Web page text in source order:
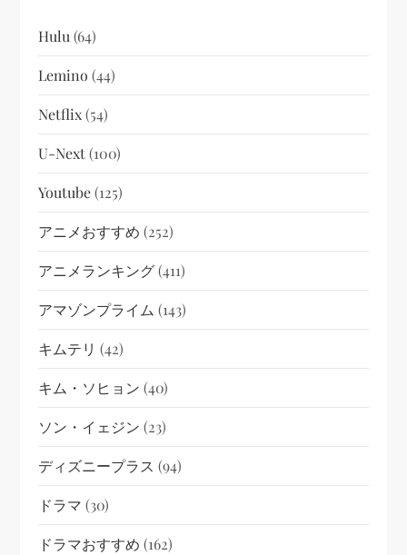
Hulu (64)
Lemino (44)
Netflix(54)
U-Next(100)
Youtube(125)
アニメおすすめ (252)
アニメランキング(411)
アマゾンプライム (143)
キムテリ (42)
キム・ソヒョン (40)
ソン・イェジン (23)
ディズニープラス (94)
ドラマ (30)
ドラマおすすめ (162)